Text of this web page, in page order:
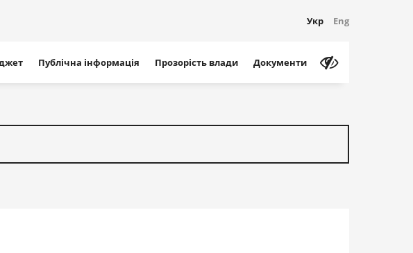
Укр Eng
Публічна інформація Прозорість влади Документи